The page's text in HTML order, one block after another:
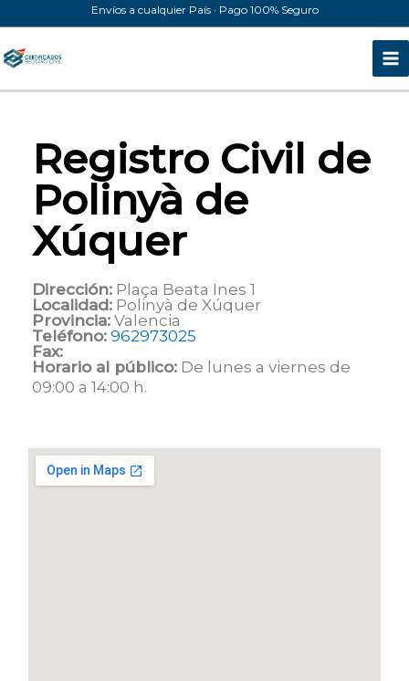
al
contenido
Envíos a cualquier País · Pago 100% Seguro
Registro Civil de
Polinyà de
Xúquer
Dirección: Plaça Beata Ines 1
Localidad: Polinyà de Xúquer
Provincia: Valencia
Teléfono: 962973025
Fax:
Horario al público: De lunes a viernes de
09:00 a 14:00 h.